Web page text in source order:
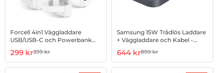
Forcell 4in1 Väggladdare
USB/USB-C och Powerbank
Art. nr 1002955179
rea pris
299 krtidigare pris
399 kr
Samsung 15W Trådlös Laddare
+ Väggladdare och Kabel -
Art. nr 1002956723
rea pris
644 krtidigare pris
899 kr